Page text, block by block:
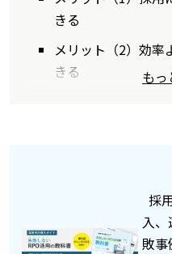
きる
メリット（2）効率
きる
も
採
入
敗